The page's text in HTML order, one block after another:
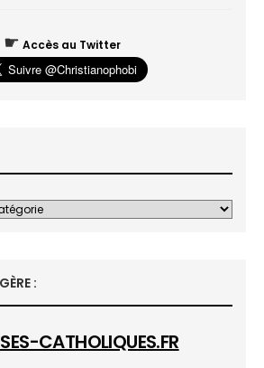
☛ Accès au Twitter
:
CATHOLIQUES.FR